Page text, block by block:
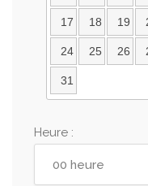
17 18 19
24 25 26
31
Heure :